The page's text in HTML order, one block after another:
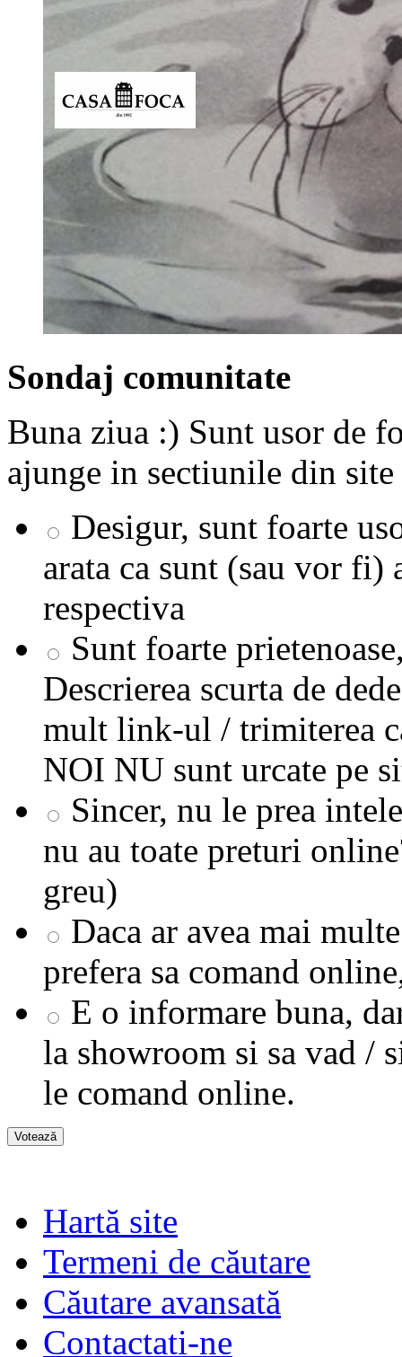
Sondaj comunitate
Buna ziua :) Sunt usor de
ajunge in sectiunile din
Desigur, sunt foarte
arata ca sunt (sau vor fi)
respectiva
Sunt foarte
Descrierea scurta de
mult link-ul / trimiterea
NOI NU sunt urcate pe
Sincer, nu le prea
nu au toate preturi
greu)
Daca ar avea mai
prefera sa comand
E o informare buna,
la showroom si sa vad /
le comand online.
Votează
Hartă site
Termeni de căutare
Căutare avansată
Contactati-ne